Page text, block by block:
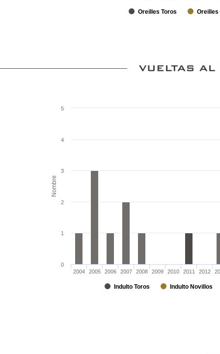
Oreilles Toros Oreilles
Nombre
Indulto Toros Indulto Novillos
2004 2005 2006 2007 2008 2009 2010 2011 2012
0
1
2
3
4
5